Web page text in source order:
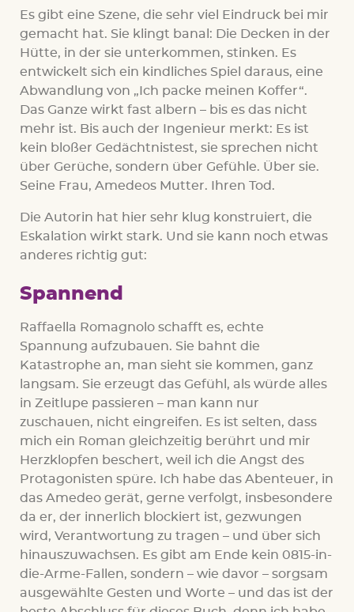
Es gibt eine Szene, die sehr viel Eindruck bei mir
gemacht hat. Sie klingt banal: Die Decken in der
Hütte, in der sie unterkommen, stinken. Es
entwickelt sich ein kindliches Spiel daraus, eine
Abwandlung von „Ich packe meinen Koffer“.
Das Ganze wirkt fast albern – bis es das nicht
mehr ist. Bis auch der Ingenieur merkt: Es ist
kein bloßer Gedächtnistest, sie sprechen nicht
über Gerüche, sondern über Gefühle. Über sie.
Seine Frau, Amedeos Mutter. Ihren Tod.
Die Autorin hat hier sehr klug konstruiert, die
Eskalation wirkt stark. Und sie kann noch etwas
anderes richtig gut:
Spannend
Raffaella Romagnolo schafft es, echte
Spannung aufzubauen. Sie bahnt die
Katastrophe an, man sieht sie kommen, ganz
langsam. Sie erzeugt das Gefühl, als würde alles
in Zeitlupe passieren – man kann nur
zuschauen, nicht eingreifen. Es ist selten, dass
mich ein Roman gleichzeitig berührt und mir
Herzklopfen beschert, weil ich die Angst des
Protagonisten spüre. Ich habe das Abenteuer, in
das Amedeo gerät, gerne verfolgt, insbesondere
da er, der innerlich blockiert ist, gezwungen
wird, Verantwortung zu tragen – und über sich
hinauszuwachsen. Es gibt am Ende kein 0815-in-
die-Arme-Fallen, sondern – wie davor – sorgsam
ausgewählte Gesten und Worte – und das ist der